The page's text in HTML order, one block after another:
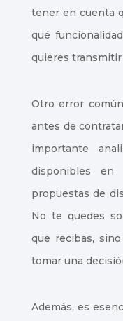
tener en cuenta
qué
quieres
Otro error
antes de
importante
disponibles en
propuestas de
No te quedes
que recibas,
tomar una
Además, es